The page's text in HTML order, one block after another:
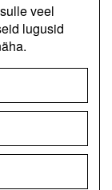
veel
lugusid